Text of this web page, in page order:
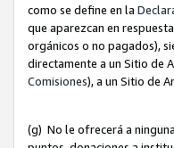
como se define en la
que aparezcan en
orgánicos o no pagados),
directamente a un Sitio de
Comisiones), a un Sitio de
(g) No le ofrecerá a